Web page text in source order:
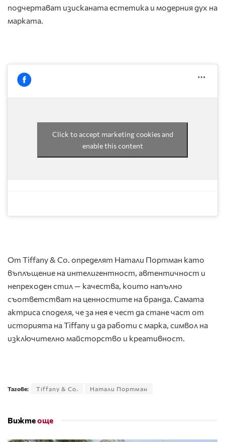
подчертават изисканата естетика и модерния дух на
марката.
Click to accept marketing cookies and
enable this content
От Tiffany & Co. определят Натали Портман като
въплъщение на интелигентност, автентичност и
непреходен стил — качества, които напълно
съответстват на ценностите на бранда. Самата
актриса споделя, че за нея е чест да стане част от
историята на Tiffany и да работи с марка, символ на
изключително майсторство и креативност.
Тагове: Tiffany & Co. Натали Портман
Вижтеоще